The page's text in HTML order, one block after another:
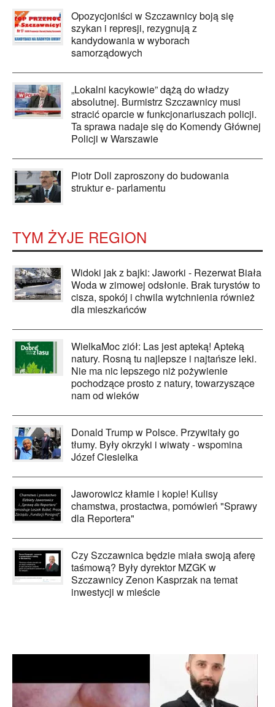
Opozycjoniści w Szczawnicy boją się
szykan i represji, rezygnują z
kandydowania w wyborach
samorządowych
„Lokalni kacykowie” dążą do władzy
absolutnej. Burmistrz Szczawnicy musi
stracić oparcie w funkcjonariuszach policji.
Ta sprawa nadaje się do Komendy Głównej
Policji w Warszawie
Piotr Doll zaproszony do budowania
struktur e- parlamentu
TYM ŻYJE REGION
Widoki jak z bajki: Jaworki - Rezerwat Biała
Woda w zimowej odsłonie. Brak turystów to
cisza, spokój i chwila wytchnienia również
dla mieszkańców
WielkaMoc ziół: Las jest apteką! Apteką
natury. Rosną tu najlepsze i najtańsze leki.
Nie ma nic lepszego niż pożywienie
pochodzące prosto z natury, towarzyszące
nam od wieków
Donald Trump w Polsce. Przywitały go
tłumy. Były okrzyki i wiwaty - wspomina
Józef Ciesielka
Jaworowicz kłamie i kopie! Kulisy
chamstwa, prostactwa, pomówień "Sprawy
dla Reportera"
Czy Szczawnica będzie miała swoją aferę
taśmową? Były dyrektor MZGK w
Szczawnicy Zenon Kasprzak na temat
inwestycji w mieście